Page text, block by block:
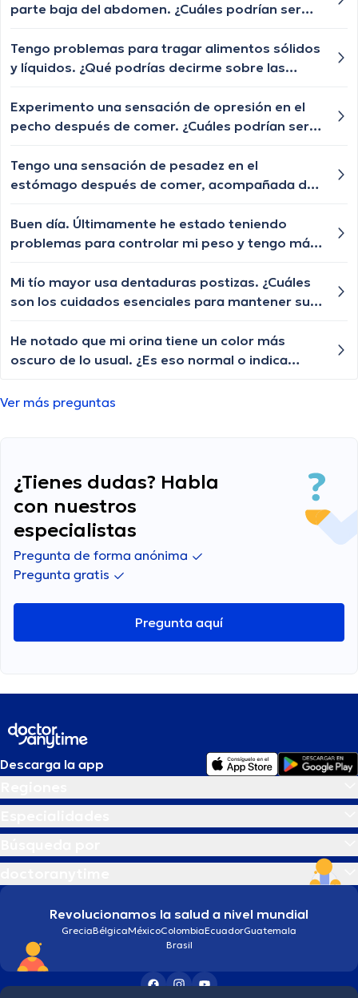
parte baja del abdomen. ¿Cuáles podrían ser
cuándo debería buscar atención médica?
Tengo problemas para tragar alimentos sólidos
y líquidos. ¿Qué podrías decirme sobre las
buscar ayuda médica?
Experimento una sensación de opresión en el
pecho después de comer. ¿Cuáles podrían ser
opresión y cuándo debería buscar atención
médica?
Tengo una sensación de pesadez en el
estómago después de comer, acompañada de
posibles causas de esta sensación y cuándo
debería buscar orientación médica?
Buen día. Últimamente he estado teniendo
problemas para controlar mi peso y tengo más
Mi tío mayor usa dentaduras postizas. ¿Cuáles
son los cuidados esenciales para mantener sus
He notado que mi orina tiene un color más
oscuro de lo usual. ¿Es eso normal o indica
Ver más preguntas
¿Tienes dudas? Habla
con nuestros
especialistas
Pregunta de forma anónima
Pregunta gratis
Pregunta aquí
Descarga la app
Revolucionamos la salud a nivel mundial
GreciaBélgicaMéxicoColombiaEcuadorGuatemala
Brasil